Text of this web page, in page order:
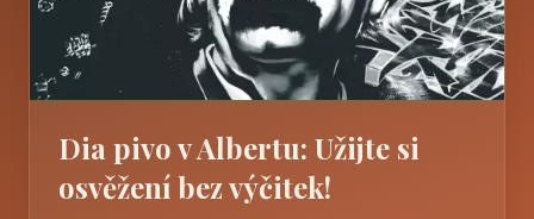
Dia pivo v Albertu: Užijte si
osvěžení bez výčitek!